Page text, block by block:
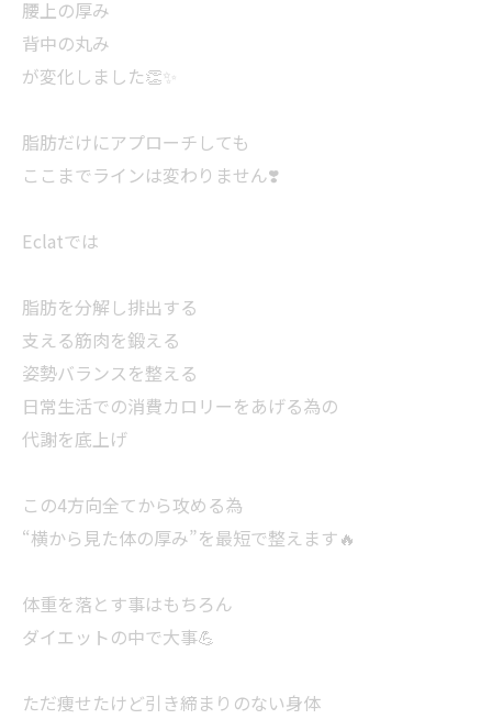
腰上の厚み
背中の丸み
が変化しました👏✨️
脂肪だけにアプローチしても
ここまでラインは変わりません❣️
Eclatでは
脂肪を分解し排出する
支える筋肉を鍛える
姿勢バランスを整える
日常生活での消費カロリーをあげる為の
代謝を底上げ
この4方向全てから攻める為
“横から見た体の厚み”を最短で整えます🔥
体重を落とす事はもちろん
ダイエットの中で大事💪
ただ痩せたけど引き締まりのない身体